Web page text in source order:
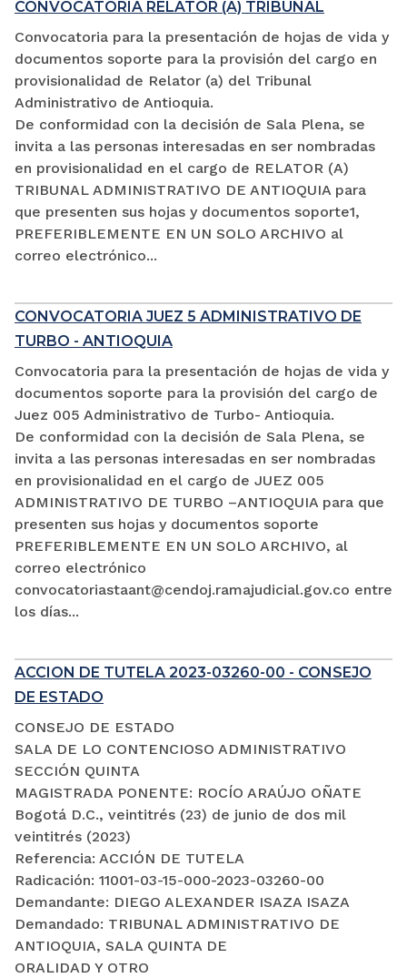
CONVOCATORIA RELATOR (A) TRIBUNAL
Convocatoria para la presentación de hojas de vida y
documentos soporte para la provisión del cargo en
provisionalidad de Relator (a) del Tribunal
Administrativo de Antioquia.
De conformidad con la decisión de Sala Plena, se
invita a las personas interesadas en ser nombradas
en provisionalidad en el cargo de RELATOR (A)
TRIBUNAL ADMINISTRATIVO DE ANTIOQUIA para
que presenten sus hojas y documentos soporte1,
PREFERIBLEMENTE EN UN SOLO ARCHIVO al
correo electrónico...
CONVOCATORIA JUEZ 5 ADMINISTRATIVO DE
TURBO - ANTIOQUIA
Convocatoria para la presentación de hojas de vida y
documentos soporte para la provisión del cargo de
Juez 005 Administrativo de Turbo- Antioquia.
De conformidad con la decisión de Sala Plena, se
invita a las personas interesadas en ser nombradas
en provisionalidad en el cargo de JUEZ 005
ADMINISTRATIVO DE TURBO –ANTIOQUIA para que
presenten sus hojas y documentos soporte
PREFERIBLEMENTE EN UN SOLO ARCHIVO, al
correo electrónico
convocatoriastaant@cendoj.ramajudicial.gov.co entre
los días...
ACCION DE TUTELA 2023-03260-00 - CONSEJO
DE ESTADO
CONSEJO DE ESTADO
SALA DE LO CONTENCIOSO ADMINISTRATIVO
SECCIÓN QUINTA
MAGISTRADA PONENTE: ROCÍO ARAÚJO OÑATE
Bogotá D.C., veintitrés (23) de junio de dos mil
veintitrés (2023)
Referencia: ACCIÓN DE TUTELA
Radicación: 11001-03-15-000-2023-03260-00
Demandante: DIEGO ALEXANDER ISAZA ISAZA
Demandado: TRIBUNAL ADMINISTRATIVO DE
ANTIOQUIA, SALA QUINTA DE
ORALIDAD Y OTRO